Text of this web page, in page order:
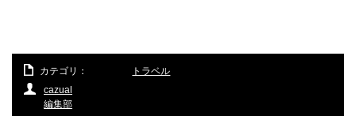
カテゴリ：
トラベル
cazual
編集部